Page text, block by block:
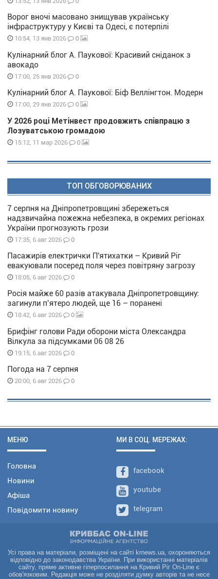
Ворог вночі масовано знищував українську
інфраструктуру у Києві та Одесі, є потерпілі
10:54, 13 янв 2026 0
Кулінарний блог А. Паукової: Красивий сніданок з
авокадо
17:00, 25 янв 2026 0
Кулінарний блог А. Паукової: Біф Веллінгтон. Модерн
17:00, 29 янв 2026 0
У 2026 році Метінвест продовжить співпрацю з
Лозуватською громадою
15:12, 11 мар 2026 0
ТОП ОБГОВОРЮВАНИХ
7 серпня на Дніпропетровщині збережеться
надзвичайна пожежна небезпека, в окремих регіонах
України прогнозують грози
17:35, 6 авг 2026 0
Пасажирів електрички П'ятихатки – Кривий Ріг
евакуювали посеред поля через повітряну загрозу
18:05, 6 авг 2026 0
Росія майже 60 разів атакувала Дніпропетровщину:
загинули п’ятеро людей, ще 16 – поранені
18:42, 6 авг 2026 0
Брифінг голови Ради оборони міста Олександра
Вілкула за підсумками 06 08 26
19:15, 6 авг 2026 0
Погода на 7 серпня
20:00, 6 авг 2026 0
МЕНЮ
Головна
Новини
Афіша
Повідомити новину
МИ В СОЦ. МЕРЕЖАХ:
facebook
youtube
telegram
Усі права на матеріали, розміщені на сайті krnews.ua, охороняються
відповідно до законодавства України. При використанні матеріалів
сайту, пряме активне гіперпосилання на Кривий Ріг On-Line є
обов'язковим. Редакція може не розділяти думку авторів та не несе